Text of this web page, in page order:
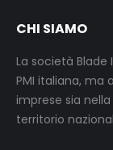
CHI SIAMO
La società
PMI italiana, ma
imprese sia
territorio